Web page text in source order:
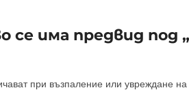
се има предвид под
при възпаление или увреждане на